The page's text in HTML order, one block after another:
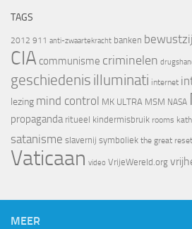
TAGS
2012 911 anti-zwaartekracht banken
CIA communisme criminelen
geschiedenis illuminati internet
lezing mind control MK ULTRA MSM NASA
propaganda ritueel kindermisbruik rooms
satanisme slavernij symboliek the great reset
Vaticaan video VrijeWereld.org
MEER